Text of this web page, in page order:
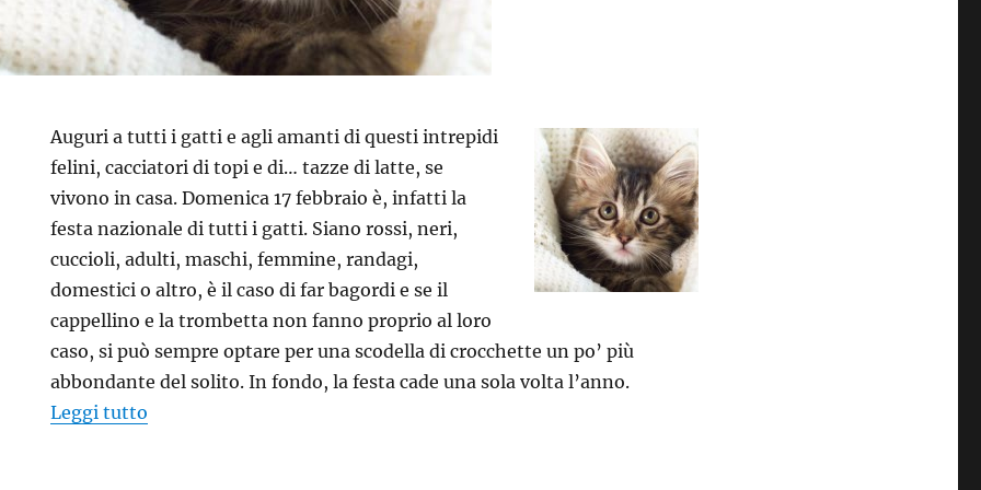
Auguri a tutti i gatti e agli amanti di questi intrepidi
felini, cacciatori di topi e di… tazze di latte, se
vivono in casa. Domenica 17 febbraio è, infatti la
festa nazionale di tutti i gatti. Siano rossi, neri,
cuccioli, adulti, maschi, femmine, randagi,
domestici o altro, è il caso di far bagordi e se il
cappellino e la trombetta non fanno proprio al loro
caso, si può sempre optare per una scodella di crocchette un po’ più
abbondante del solito. In fondo, la festa cade una sola volta l’anno.
Leggi tutto